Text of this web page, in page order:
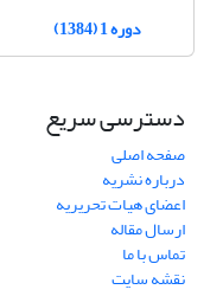
دوره 1 (1384)
دسترسی سریع
صفحه اصلی
درباره نشریه
اعضای هیات تحریریه
ارسال مقاله
تماس با ما
نقشه سایت